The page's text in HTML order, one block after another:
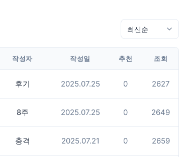
작성자 작성일 추천 조회
후기 2025.07.25 0 2627
8주 2025.07.25 0 2649
충격 2025.07.21 0 2659